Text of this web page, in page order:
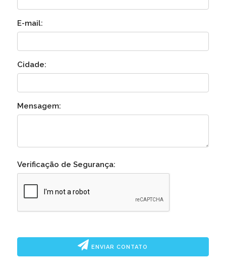
E-mail:
Cidade:
Mensagem:
Verificação de Segurança:
ENVIAR CONTATO